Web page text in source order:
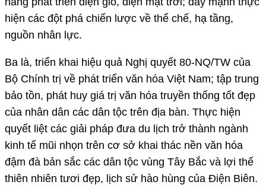
hiện các đột phá chiến lược về thể chế, hạ tầng,
nguồn nhân lực.
Ba là, triển khai hiệu quả Nghị quyết 80-NQ/TW của
Bộ Chính trị về phát triển văn hóa Việt Nam; tập trung
bảo tồn, phát huy giá trị văn hóa truyền thống tốt đẹp
của nhân dân các dân tộc trên địa bàn. Thực hiện
quyết liệt các giải pháp đưa du lịch trở thành ngành
kinh tế mũi nhọn trên cơ sở khai thác nền văn hóa
đậm đà bản sắc các dân tộc vùng Tây Bắc và lợi thế
thiên nhiên tươi đẹp, lịch sử hào hùng của Điện Biên.